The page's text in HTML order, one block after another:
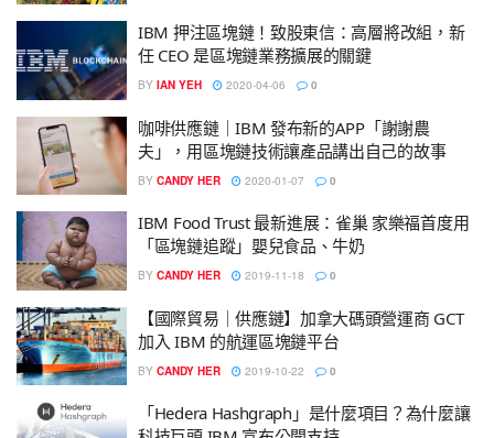
IBM 押注區塊鏈！致股東信：高層將改組，新
任 CEO 是區塊鏈業務擴展的關鍵
BY IAN YEH 2020-04-06 0
咖啡供應鏈｜IBM 發布新的APP「謝謝農
夫」，用區塊鏈技術讓產品講出自己的故事
BY CANDY HER 2020-01-07 0
IBM Food Trust 最新進展：雀巢 家樂福首度用
「區塊鏈追蹤」嬰兒食品、牛奶
BY CANDY HER 2019-11-18 0
【國際貿易｜供應鏈】加拿大碼頭營運商 GCT
加入 IBM 的航運區塊鏈平台
BY CANDY HER 2019-10-22 0
「Hedera Hashgraph」是什麼項目？為什麼讓